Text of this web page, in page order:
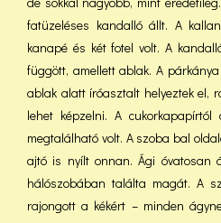
fatüzeléses kandalló állt. A
kanapé és két fotel volt. A
függött, amellett ablak. A
ablak alatt íróasztalt helyeztek el,
lehet képzelni. A
megtalálható volt. A szoba bal
ajtó is nyílt onnan. Ági óvatosan
hálószobában találta magát. A
rajongott a kékért – minden